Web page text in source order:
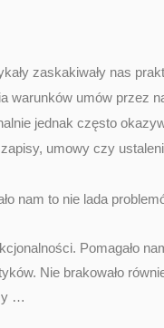
zaskakiwały nas
umów przez
jednak często
umowy czy
nam to nie lada
Pomagało
Nie brakowało
…